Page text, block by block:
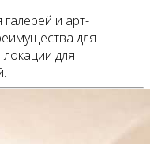
и арт-
для
для